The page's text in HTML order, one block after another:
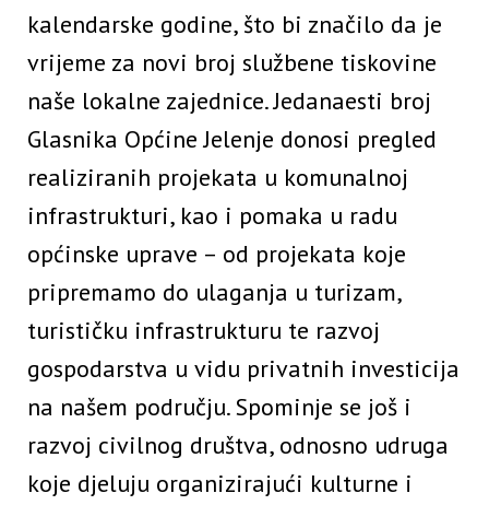
kalendarske godine, što bi značilo da je
vrijeme za novi broj službene tiskovine
naše lokalne zajednice. Jedanaesti broj
Glasnika Općine Jelenje donosi pregled
realiziranih projekata u komunalnoj
infrastrukturi, kao i pomaka u radu
općinske uprave – od projekata koje
pripremamo do ulaganja u turizam,
turističku infrastrukturu te razvoj
gospodarstva u vidu privatnih investicija
na našem području. Spominje se još i
razvoj civilnog društva, odnosno udruga
koje djeluju organizirajući kulturne i